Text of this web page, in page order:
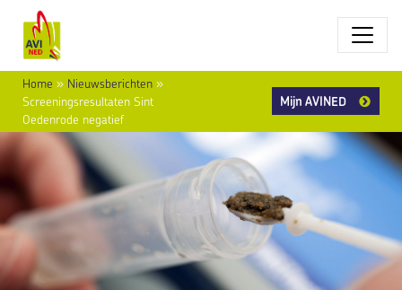
Home » Nieuwsberichten »
Screeningsresultaten Sint
Oedenrode negatief
Mijn AVINED